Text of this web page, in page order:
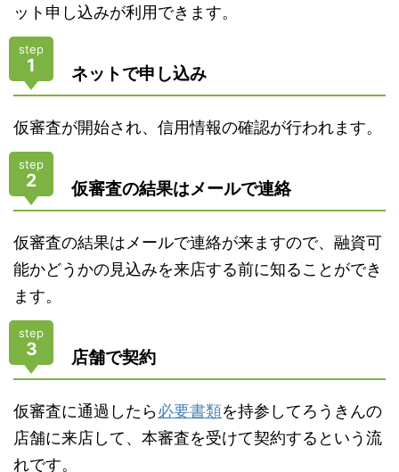
ット申し込みが利用できます。
step
1 ネットで申し込み
仮審査が開始され、信用情報の確認が行われます。
step
2 仮審査の結果はメールで連絡
仮審査の結果はメールで連絡が来ますので、融資可
能かどうかの見込みを来店する前に知ることができ
ます。
step
3 店舗で契約
仮審査に通過したら必要書類を持参してろうきんの
店舗に来店して、本審査を受けて契約するという流
れです。